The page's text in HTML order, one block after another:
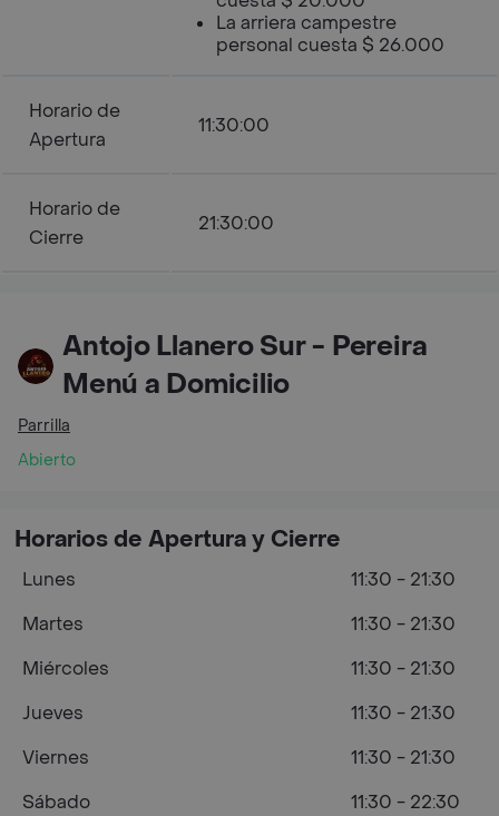
La arriera campestre
personal cuesta $ 26.000
Horario de
Apertura
11:30:00
Horario de
Cierre
21:30:00
Antojo Llanero Sur - Pereira
Menú a Domicilio
Parrilla
Abierto
Horarios de Apertura y Cierre
Lunes
11:30 - 21:30
Martes
11:30 - 21:30
Miércoles
11:30 - 21:30
Jueves
11:30 - 21:30
Viernes
11:30 - 21:30
Sábado
11:30 - 22:30